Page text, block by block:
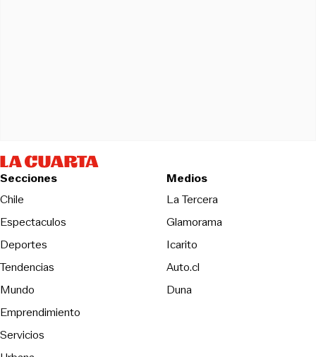
Secciones
Chile
Espectaculos
Deportes
Tendencias
Mundo
Emprendimiento
Servicios
Medios
La TerceraOpens in new
Glamorama
Icarito
Auto.cl
DunaOpens in new window